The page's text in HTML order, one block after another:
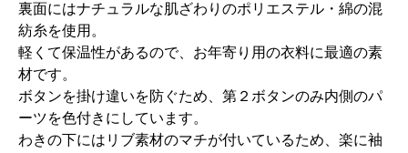
裏面にはナチュラルな肌ざわりのポリエステル・綿の混
紡糸を使用。
軽くて保温性があるので、お年寄り用の衣料に最適の素
材です。
ボタンを掛け違いを防ぐため、第２ボタンのみ内側のパ
ーツを色付きにしています。
わきの下にはリブ素材のマチが付いているため、楽に袖